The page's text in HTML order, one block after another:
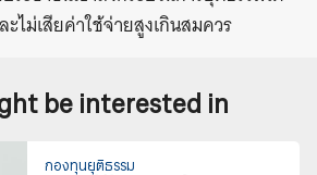
ะไม่เสียค่าใช้จ่ายสูงเกินสมควร
be interested in
กองทุนยุติธรรม